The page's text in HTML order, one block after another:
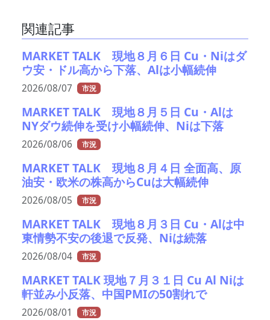
関連記事
MARKET TALK 現地８月６日 Cu・Niはダ
ウ安・ドル高から下落、Alは小幅続伸
2026/08/07 市況
MARKET TALK 現地８月５日 Cu・Alは
NYダウ続伸を受け小幅続伸、Niは下落
2026/08/06 市況
MARKET TALK 現地８月４日 全面高、原
油安・欧米の株高からCuは大幅続伸
2026/08/05 市況
MARKET TALK 現地８月３日 Cu・Alは中
東情勢不安の後退で反発、Niは続落
2026/08/04 市況
MARKET TALK 現地７月３１日 Cu Al Niは
軒並み小反落、中国PMIの50割れで
2026/08/01 市況